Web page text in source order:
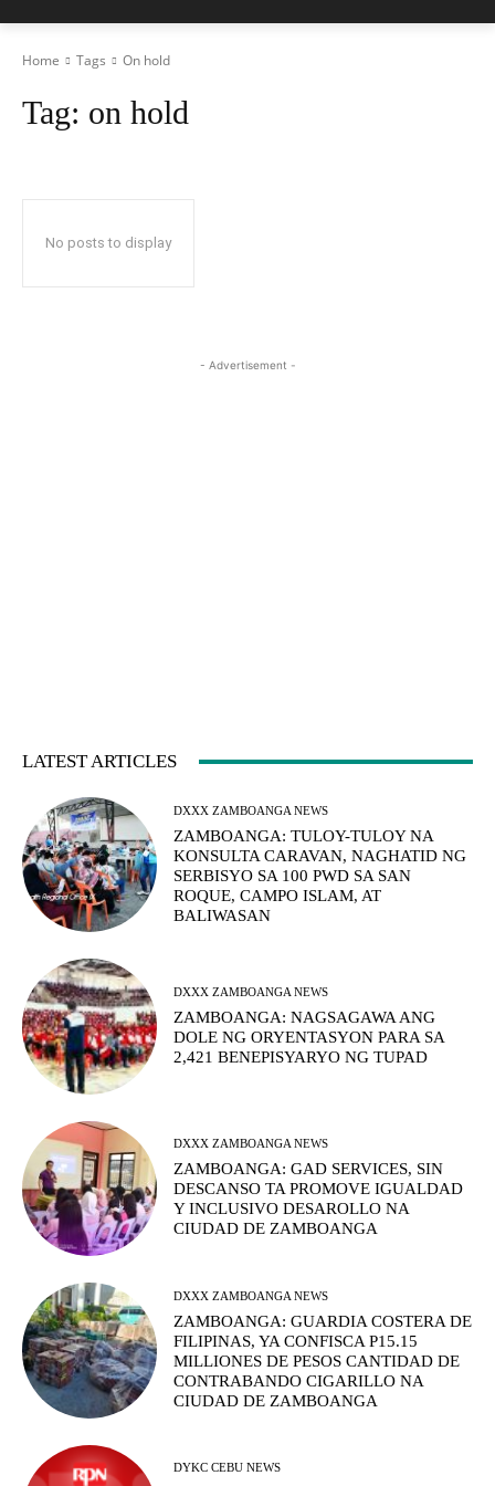
Home Tags On hold
Tag: on hold
No posts to display
- Advertisement -
LATEST ARTICLES
DXXX ZAMBOANGA NEWS
ZAMBOANGA: TULOY-TULOY NA
KONSULTA CARAVAN, NAGHATID NG
SERBISYO SA 100 PWD SA SAN
ROQUE, CAMPO ISLAM, AT
BALIWASAN
DXXX ZAMBOANGA NEWS
ZAMBOANGA: NAGSAGAWA ANG
DOLE NG ORYENTASYON PARA SA
2,421 BENEPISYARYO NG TUPAD
DXXX ZAMBOANGA NEWS
ZAMBOANGA: GAD SERVICES, SIN
DESCANSO TA PROMOVE IGUALDAD
Y INCLUSIVO DESAROLLO NA
CIUDAD DE ZAMBOANGA
DXXX ZAMBOANGA NEWS
ZAMBOANGA: GUARDIA COSTERA DE
FILIPINAS, YA CONFISCA P15.15
MILLIONES DE PESOS CANTIDAD DE
CONTRABANDO CIGARILLO NA
CIUDAD DE ZAMBOANGA
DYKC CEBU NEWS